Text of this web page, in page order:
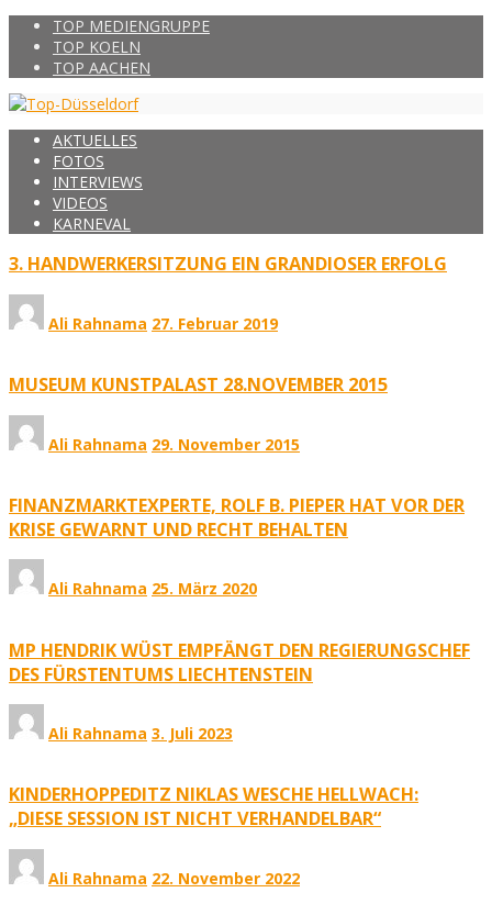
TOP MEDIENGRUPPE
TOP KOELN
TOP AACHEN
AKTUELLES
FOTOS
INTERVIEWS
VIDEOS
KARNEVAL
3. HANDWERKERSITZUNG EIN GRANDIOSER ERFOLG
Ali Rahnama 27. Februar 2019
MUSEUM KUNSTPALAST 28.NOVEMBER 2015
Ali Rahnama 29. November 2015
FINANZMARKTEXPERTE, ROLF B. PIEPER HAT VOR DER
KRISE GEWARNT UND RECHT BEHALTEN
Ali Rahnama 25. März 2020
MP HENDRIK WÜST EMPFÄNGT DEN REGIERUNGSCHEF
DES FÜRSTENTUMS LIECHTENSTEIN
Ali Rahnama 3. Juli 2023
KINDERHOPPEDITZ NIKLAS WESCHE HELLWACH:
„DIESE SESSION IST NICHT VERHANDELBAR“
Ali Rahnama 22. November 2022